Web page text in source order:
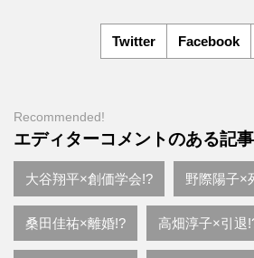
Twitter Facebook
Recommended!
エディターコメントのある記事
大谷翔平×創価学会!? 野際陽子×
桑田佳祐×離婚!? 高畑淳子×引退